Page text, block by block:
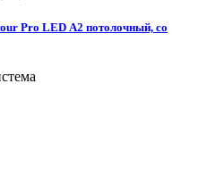
Pro LED А2 потолочный, со